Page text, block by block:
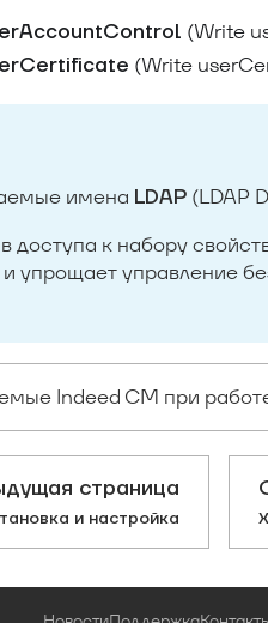
(Write
(Write
имена LDAP (LDAP
доступа к набору
и упрощает управление
Indeed CM при
страница
и настройка